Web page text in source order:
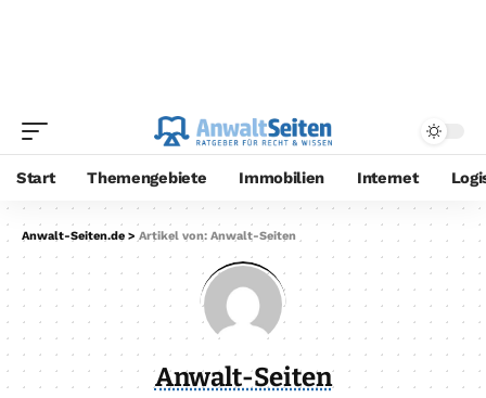
Start Themengebiete Immobilien Internet
Anwalt-Seiten.de > Artikel von: Anwalt-Seiten
Anwalt-Seiten